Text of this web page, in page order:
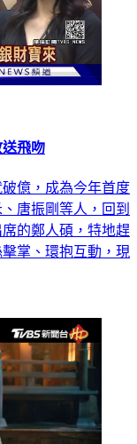
飛吻
億，成為今年首度
唐振剛等人，回到
的鄭人碩，特地趕
掌、環抱互動，現